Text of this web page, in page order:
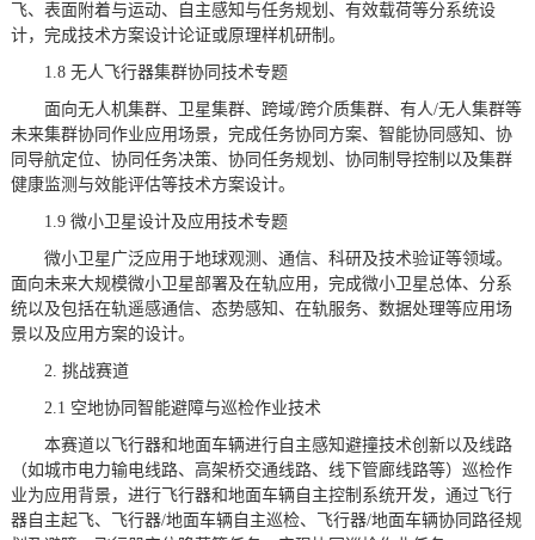
飞、表面附着与运动、自主感知与任务规划、有效载荷等分系统设
计，完成技术方案设计论证或原理样机研制。
1.8 无人飞行器集群协同技术专题
面向无人机集群、卫星集群、跨域/跨介质集群、有人/无人集群等
未来集群协同作业应用场景，完成任务协同方案、智能协同感知、协
同导航定位、协同任务决策、协同任务规划、协同制导控制以及集群
健康监测与效能评估等技术方案设计。
1.9 微小卫星设计及应用技术专题
微小卫星广泛应用于地球观测、通信、科研及技术验证等领域。
面向未来大规模微小卫星部署及在轨应用，完成微小卫星总体、分系
统以及包括在轨遥感通信、态势感知、在轨服务、数据处理等应用场
景以及应用方案的设计。
2. 挑战赛道
2.1 空地协同智能避障与巡检作业技术
本赛道以飞行器和地面车辆进行自主感知避撞技术创新以及线路
（如城市电力输电线路、高架桥交通线路、线下管廊线路等）巡检作
业为应用背景，进行飞行器和地面车辆自主控制系统开发，通过飞行
器自主起飞、飞行器/地面车辆自主巡检、飞行器/地面车辆协同路径规